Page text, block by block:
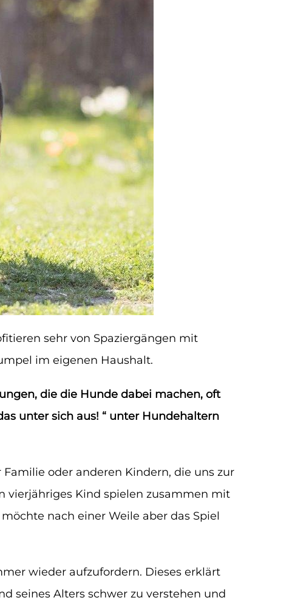
sehr von Spaziergängen mit
im eigenen Haushalt.
die die Hunde dabei machen, oft
unter sich aus! “ unter Hundehaltern
oder anderen Kindern, die uns zur
vierjähriges Kind spielen zusammen mit
nach einer Weile aber das Spiel
wieder aufzufordern. Dieses erklärt
seines Alters schwer zu verstehen und